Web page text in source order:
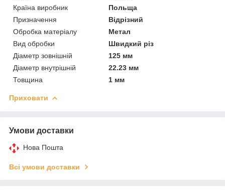
Країна виробник
Польща
Призначення
Відрізний
Обробка матеріалу
Метал
Вид обробки
Швидкий різ
Діаметр зовнішній
125 мм
Діаметр внутрішній
22.23 мм
Товщина
1 мм
Приховати
Умови доставки
Нова Пошта
Всі умови доставки